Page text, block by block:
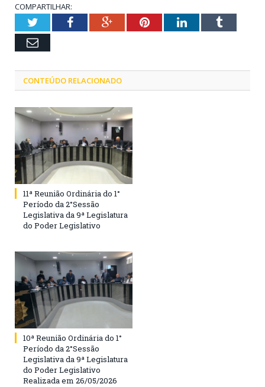
COMPARTILHAR:
TwitterFacebookGoogle+PinterestLinkedInTumblr
Email
CONTEÚDO RELACIONADO
11ª Reunião Ordinária do 1°
Período da 2°Sessão
Legislativa da 9ª Legislatura
do Poder Legislativo
10ª Reunião Ordinária do 1°
Período da 2°Sessão
Legislativa da 9ª Legislatura
do Poder Legislativo
Realizada em 26/05/2026